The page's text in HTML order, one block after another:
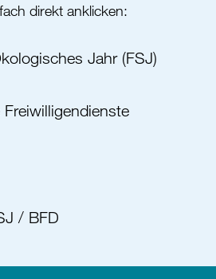
direkt anklicken:
Jahr (FSJ)
Freiwilligendienste
/ BFD